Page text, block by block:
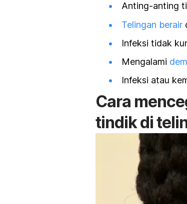
Anting-anting
Telingan berair
Infeksi tidak
Mengalami
Infeksi atau
Cara
tindik di